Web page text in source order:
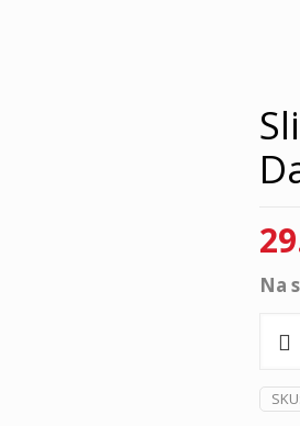
Na
SKU: